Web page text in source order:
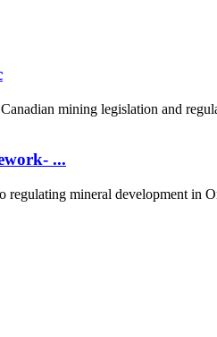
mining legislation and
...
mineral development in